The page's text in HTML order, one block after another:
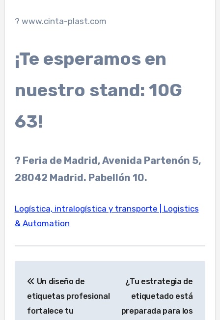
? www.cinta-plast.com
¡Te esperamos en
nuestro stand: 10G
63!
? Feria de Madrid, Avenida Partenón 5,
28042 Madrid. Pabellón 10.
Logística, intralogística y transporte | Logistics
& Automation
de
entradas
Un diseño de
etiquetas profesional
fortalece tu
¿Tu estrategia de
etiquetado está
preparada para los